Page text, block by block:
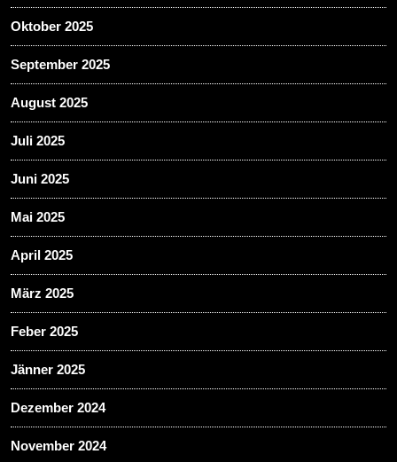
Oktober 2025
September 2025
August 2025
Juli 2025
Juni 2025
Mai 2025
April 2025
März 2025
Feber 2025
Jänner 2025
Dezember 2024
November 2024